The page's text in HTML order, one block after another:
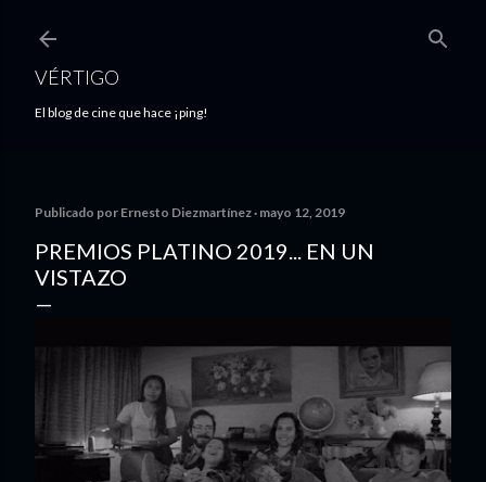
VÉRTIGO
El blog de cine que hace ¡ping!
Publicado por Ernesto Diezmartínez mayo 12, 2019
PREMIOS PLATINO 2019... EN UN
VISTAZO